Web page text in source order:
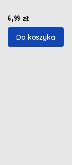
Cena
6,99 zł
Do koszyka